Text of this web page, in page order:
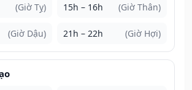
(Giờ Tỵ) 15h – 16h (Giờ Thân)
(Giờ Dậu) 21h – 22h (Giờ Hợi)